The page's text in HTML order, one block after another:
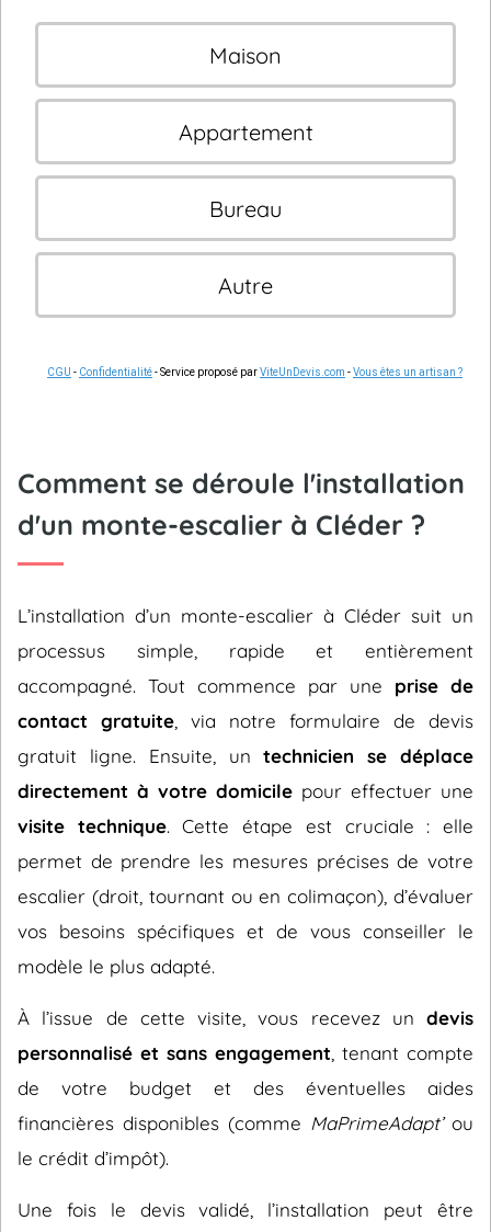
Maison
Appartement
Bureau
Autre
CGU - Confidentialité- Service proposé parViteUnDevis.com -Vous êtes un artisan ?
Comment se déroule l'installation
d'un monte-escalier à Cléder ?
L’installation d’un monte-escalier à Cléder suit un
processus simple, rapide et entièrement
accompagné. Tout commence par une prise de
contact gratuite , via notre formulaire de devis
gratuit ligne. Ensuite, untechnicien se déplace
directement à votre domicile pour effectuer une
visite technique. Cette étape est cruciale : elle
permet de prendre les mesures précises de votre
escalier (droit, tournant ou en colimaçon), d’évaluer
vos besoins spécifiques et de vous conseiller le
modèle le plus adapté.
À l’issue de cette visite, vous recevez un devis
personnalisé et sans engagement , tenant compte
de votre budget et des éventuelles aides
financières disponibles (comme MaPrimeAdapt’ou
le crédit d’impôt).
Une fois le devis validé, l’installation peut être